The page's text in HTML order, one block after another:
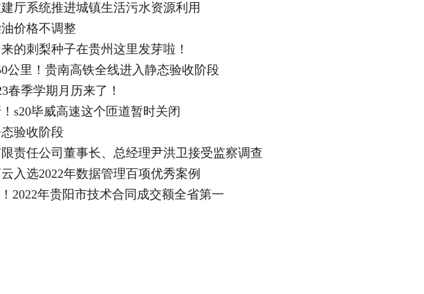
建厅系统推进城镇生活污水资源利用
价格不调整
的刺梨种子在贵州这里发芽啦！
公里！贵南高铁全线进入静态验收阶段
春季学期月历来了！
s20毕威高速这个匝道暂时关闭
验收阶段
责任公司董事长、总经理尹洪卫接受监察调查
入选2022年数据管理百项优秀案例
2022年贵阳市技术合同成交额全省第一